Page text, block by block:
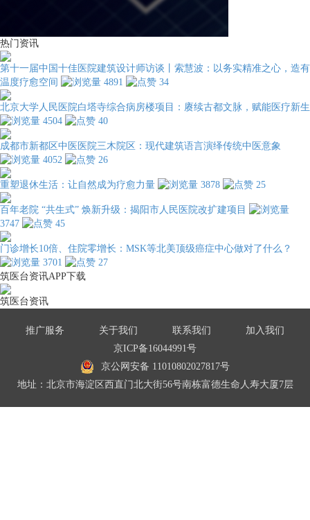
热门资讯
第十一届中国十佳医院建筑设计师访谈丨索慧波：以务实精准之心，造有
温度疗愈空间
4891 34
北京大学人民医院白塔寺综合病房楼项目：赓续古都文脉，赋能医疗新生
4504
40
成都市新都区中医医院三木院区：现代建筑语言演绎传统中医意象
4052
26
重塑退休生活：让自然成为疗愈力量 3878 25
百年老院 “共生式” 焕新升级：揭阳市人民医院改扩建项目
3747
45
门诊增长10倍、住院零增长：MSK等北美顶级癌症中心做对了什么？
3701
27
筑医台资讯APP下载
筑医台资讯
推广服务 关于我们 联系我们
加入我们
京ICP备16044991号
京公网安备 11010802027817号
地址：北京市海淀区西直门北大街56号南栋富德生命人寿大厦7层